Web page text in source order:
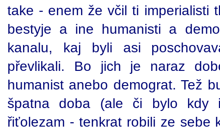
take - enem že včil ti imperialisti
bestyje a ine humanisti a
kanalu, kaj byli asi
převlikali. Bo jich je naraz
humanist anebo demograt. Tež
špatna doba (ale či bylo kdy
řiťolezam - tenkrat robili ze sebe